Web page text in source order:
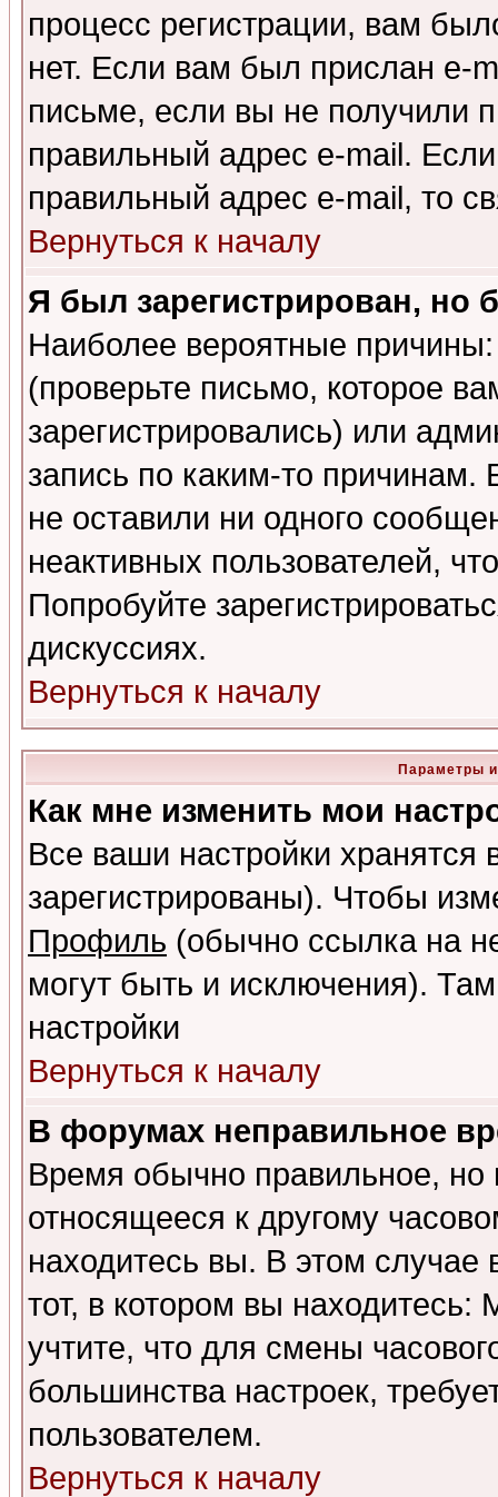
процесс регистрации, вам
нет. Если вам был прислан e-
письме, если вы не получили
правильный адрес e-mail.
правильный адрес e-mail, то
Вернуться к началу
Я был зарегистрирован, но
Наиболее вероятные
(проверьте письмо, которое
зарегистрировались) или
запись по каким-то
не оставили ни одного
неактивных пользователей,
Попробуйте
дискуссиях.
Вернуться к началу
Параметры
Как мне изменить мои
Все ваши настройки
зарегистрированы). Чтобы
Профиль (обычно ссылка на
могут быть и исключения).
настройки
Вернуться к началу
В форумах неправильное
Время обычно правильное,
относящееся к другому
находитесь вы. В этом
тот, в котором вы
учтите, что для смены
большинства настроек,
пользователем.
Вернуться к началу